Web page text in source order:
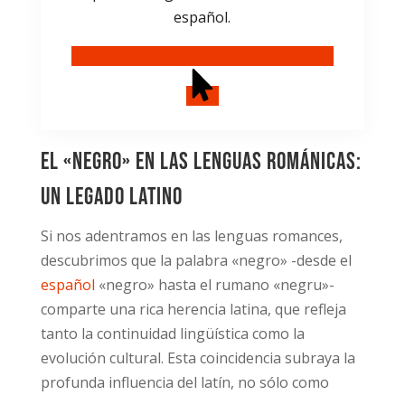
español.
El «negro» en las lenguas románicas:
Un legado latino
Si nos adentramos en las lenguas romances,
descubrimos que la palabra «negro» -desde el
español «negro» hasta el rumano «negru»-
comparte una rica herencia latina, que refleja
tanto la continuidad lingüística como la
evolución cultural. Esta coincidencia subraya la
profunda influencia del latín, no sólo como